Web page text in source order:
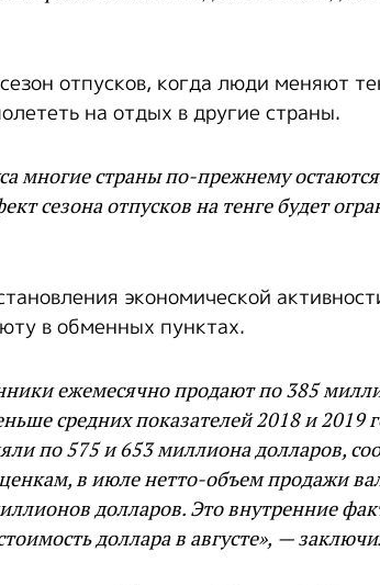
отпусков, когда люди меняют
на отдых в другие страны.
многие страны по-прежнему
сезона отпусков на тенге будет
экономической
в обменных пунктах.
ежемесячно продают по 385
средних показателей 2018 и 2019
по 575 и 653 миллиона долларов,
в июле нетто-объем продажи
долларов. Это внутренние
доллара в августе», —